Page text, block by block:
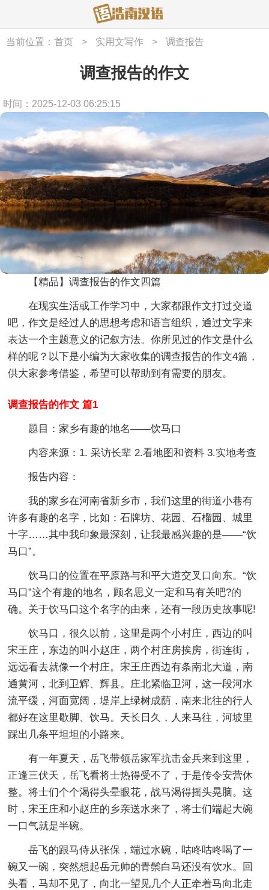
当前位置： 首页 > 实用文写作 > 调查报告
调查报告的作文
时间：2025-12-03 06:25:15
【精品】调查报告的作文四篇
在现实生活或工作学习中，大家都跟作文打过交道
吧，作文是经过人的思想考虑和语言组织，通过文字来
表达一个主题意义的记叙方法。你所见过的作文是什么
样的呢？以下是小编为大家收集的调查报告的作文4篇，
供大家参考借鉴，希望可以帮助到有需要的朋友。
调查报告的作文 篇1
题目：家乡有趣的地名——饮马口
内容来源：1. 采访长辈 2.看地图和资料 3.实地考查
报告内容：
我的家乡在河南省新乡市，我们这里的街道小巷有
许多有趣的名字，比如：石牌坊、花园、石榴园、城里
十字……其中我印象最深刻，让我最感兴趣的是——“饮
马口”。
饮马口的位置在平原路与和平大道交叉口向东。“饮
马口”这个有趣的地名，顾名思义一定和马有关吧?的
确。关于饮马口这个名字的由来，还有一段历史故事呢!
饮马口，很久以前，这里是两个小村庄，西边的叫
宋王庄，东边的叫小赵庄，两个村庄房挨房，街连街，
远远看去就像一个村庄。宋王庄西边有条南北大道，南
通黄河，北到卫辉、辉县。庄北紧临卫河，这一段河水
流平缓，河面宽阔，堤岸上绿树成荫，南来北往的行人
都好在这里歇脚、饮马。天长日久，人来马往，河坡里
踩出几条平坦坦的小路来。
有一年夏天，岳飞带领岳家军抗击金兵来到这里，
正逢三伏天，岳飞看将士热得受不了，于是传令安营休
整。将士们个个渴得头晕眼花，战马渴得摇头晃脑。这
时，宋王庄和小赵庄的乡亲送水来了，将士们端起大碗
一口气就是半碗。
岳飞的跟马侍从张保，端过水碗，咕咚咕咚喝了一
碗又一碗，突然想起岳元帅的青鬃白马还没有饮水。回
头看，马却不见了，向北一望见几个人正牵着马向北走